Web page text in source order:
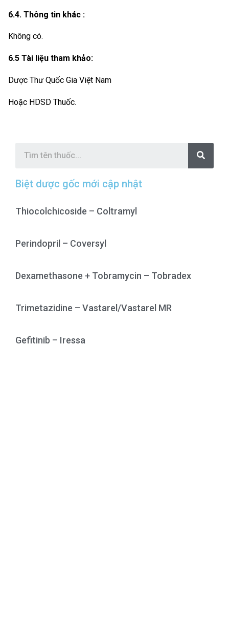
6.4. Thông tin khác :
Không có.
6.5 Tài liệu tham khảo:
Dược Thư Quốc Gia Việt Nam
Hoặc HDSD Thuốc.
S
a
r
Biệt dược gốc mới cập nhật
Thiocolchicoside – Coltramyl
Perindopril – Coversyl
Dexamethasone + Tobramycin – Tobradex
Trimetazidine – Vastarel/Vastarel MR
Gefitinib – Iressa